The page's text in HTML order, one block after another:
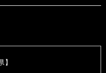
】